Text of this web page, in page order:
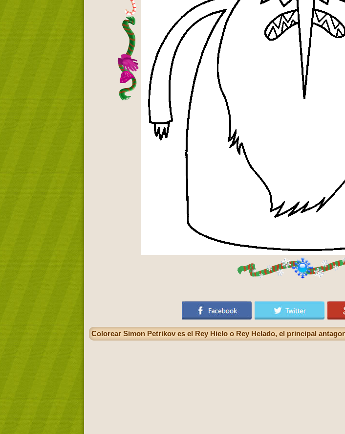
Colorear Simon Petrikov es el Rey Hielo o Rey Helado, el principal